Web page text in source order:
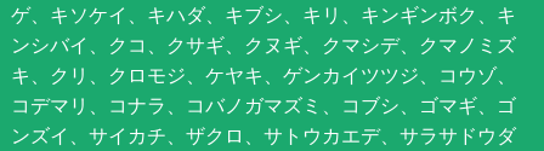
ゲ、キソケイ、キハダ、キブシ、キリ、キンギンボク、キ
ンシバイ、クコ、クサギ、クヌギ、クマシデ、クマノミズ
キ、クリ、クロモジ、ケヤキ、ゲンカイツツジ、コウゾ、
コデマリ、コナラ、コバノガマズミ、コブシ、ゴマギ、ゴ
ンズイ、サイカチ、ザクロ、サトウカエデ、サラサドウダ